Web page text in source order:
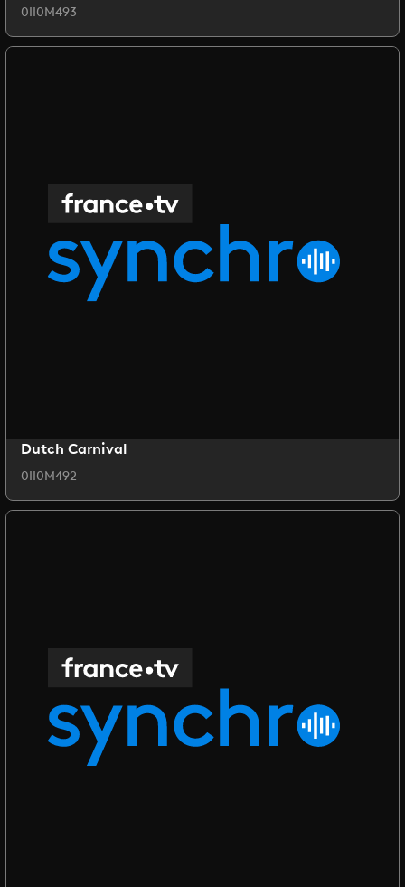
0II0M493
Dutch Carnival
0II0M492